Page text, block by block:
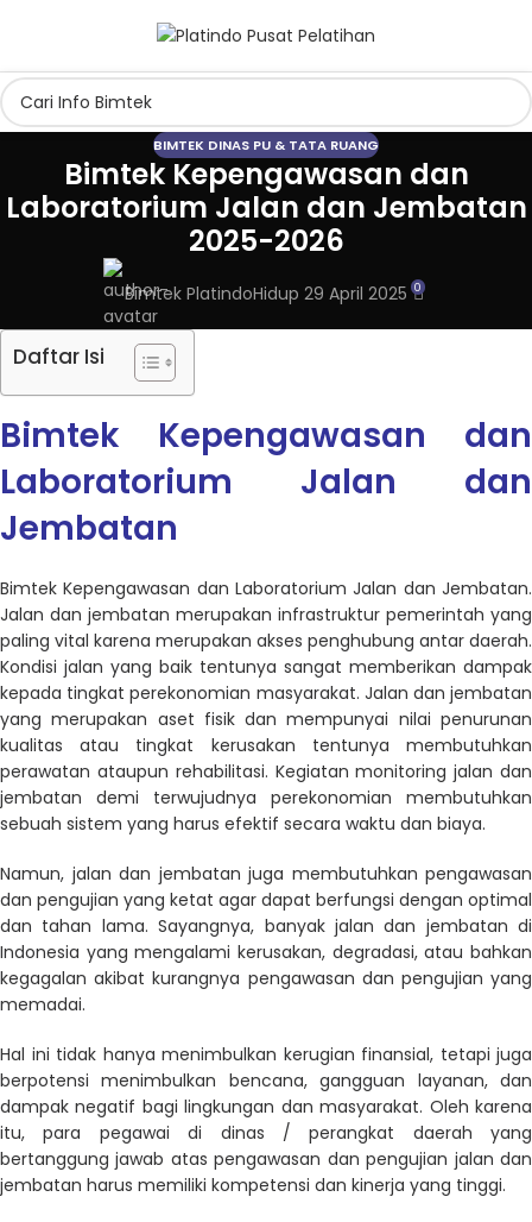
BIMTEK DINAS PU & TATA RUANG
Bimtek Kepengawasan dan
Laboratorium Jalan dan Jembatan
2025-2026
Bimtek PlatindoHidup 29 April 2025 0
Daftar Isi
Bimtek Kepengawasan dan
Laboratorium Jalan dan
Jembatan
Bimtek Kepengawasan dan Laboratorium Jalan dan Jembatan.
Jalan dan jembatan merupakan infrastruktur pemerintah yang
paling vital karena merupakan akses penghubung antar daerah.
Kondisi jalan yang baik tentunya sangat memberikan dampak
kepada tingkat perekonomian masyarakat. Jalan dan jembatan
yang merupakan aset fisik dan mempunyai nilai penurunan
kualitas atau tingkat kerusakan tentunya membutuhkan
perawatan ataupun rehabilitasi. Kegiatanmonitoring jalan dan
jembatan demi terwujudnya perekonomian membutuhkan
sebuah sistem yang harus efektif secara waktu dan biaya.
Namun, jalan dan jembatan juga membutuhkan pengawasan
dan pengujian yang ketat agar dapat berfungsi dengan optimal
dan tahan lama. Sayangnya, banyak jalan dan jembatan di
Indonesia yang mengalami kerusakan, degradasi, atau bahkan
kegagalan akibat kurangnya pengawasan dan pengujian yang
memadai.
Hal ini tidak hanya menimbulkan kerugian finansial, tetapi juga
berpotensi menimbulkan bencana, gangguan layanan, dan
dampak negatif bagi lingkungan dan masyarakat. Oleh karena
itu, para pegawai di dinas / perangkat daerah yang
bertanggung jawab atas pengawasan dan pengujian jalan dan
jembatan harus memiliki kompetensi dan kinerja yang tinggi.